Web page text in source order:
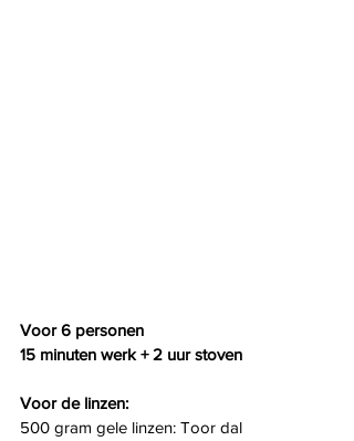
Voor 6 personen
15 minuten werk + 2 uur stoven
Voor de linzen:
500 gram gele linzen: Toor dal